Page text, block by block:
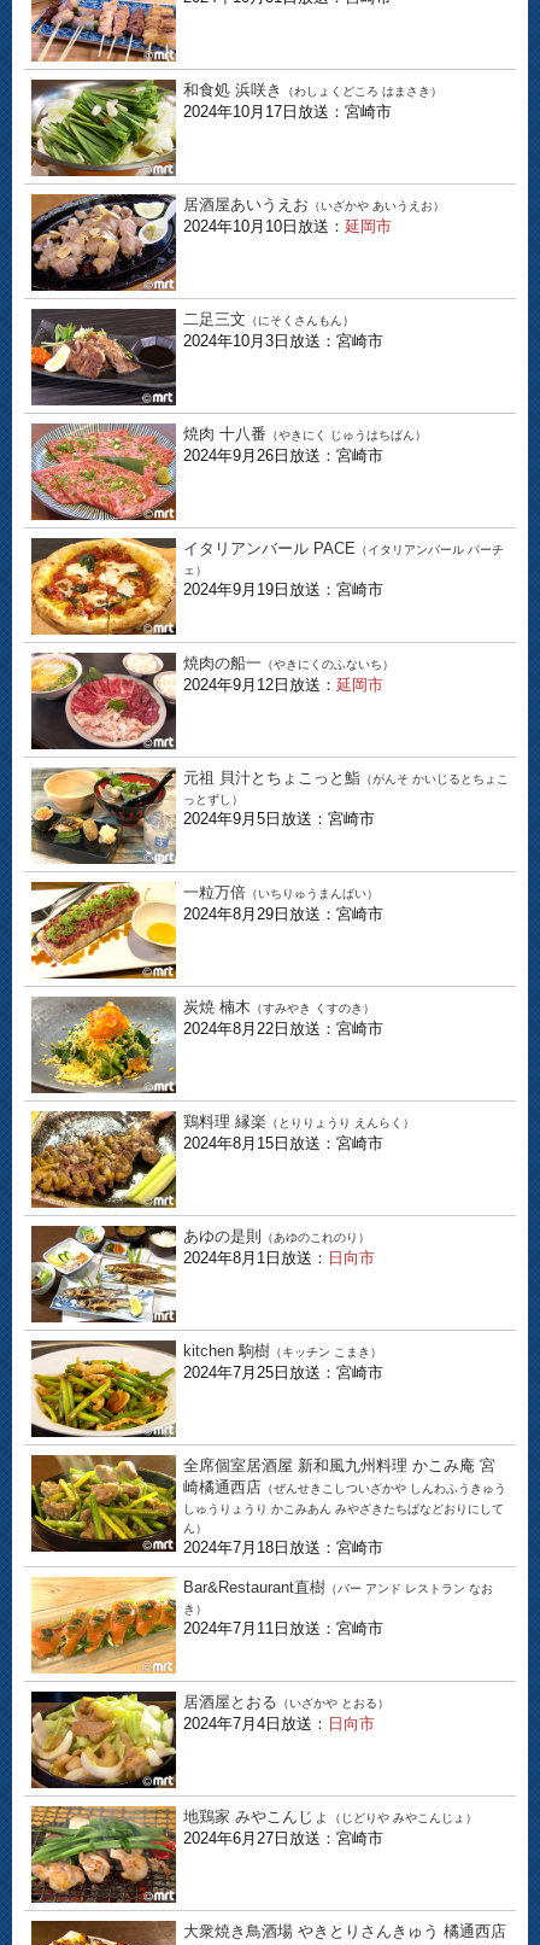
和食処 浜咲き （わしょくどころ はまさき）
2024年10月17日放送：宮崎市
居酒屋あいうえお （いざかや あいうえお）
2024年10月10日放送： 延岡市
二足三文 （にそくさんもん）
2024年10月3日放送：宮崎市
焼肉 十八番 （やきにく じゅうはちばん）
2024年9月26日放送：宮崎市
イタリアンバール PACE （イタリアンバール パーチ
ェ）
2024年9月19日放送：宮崎市
焼肉の船一 （やきにくのふないち）
2024年9月12日放送： 延岡市
元祖 貝汁とちょこっと鮨 （がんそ かいじるとちょこ
っとずし）
2024年9月5日放送：宮崎市
一粒万倍 （いちりゅうまんばい）
2024年8月29日放送：宮崎市
炭焼 楠木 （すみやき くすのき）
2024年8月22日放送：宮崎市
鶏料理 縁楽 （とりりょうり えんらく）
2024年8月15日放送：宮崎市
あゆの是則 （あゆのこれのり）
2024年8月1日放送： 日向市
kitchen 駒樹 （キッチン こまき）
2024年7月25日放送：宮崎市
全席個室居酒屋 新和風九州料理 かこみ庵 宮
崎橘通西店 （ぜんせきこしついざかや しんわふうきゅう
しゅうりょうり かこみあん みやざきたちばなどおりにして
ん）
2024年7月18日放送：宮崎市
Bar&Restaurant直樹 （バー アンド レストラン なお
き）
2024年7月11日放送：宮崎市
居酒屋とおる （いざかや とおる）
2024年7月4日放送： 日向市
地鶏家 みやこんじょ （じどりや みやこんじょ）
2024年6月27日放送：宮崎市
大衆焼き鳥酒場 やきとりさんきゅう 橘通西店